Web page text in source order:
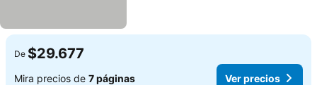
De $29.677
Mira precios de 7 páginas Ver precios